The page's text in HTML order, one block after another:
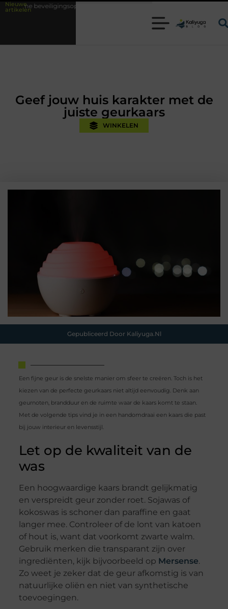
Nieuwe
artikelen met kennis uit de praktijk
Geef jouw huis karakter met de
juiste geurkaars
WINKELEN
Gepubliceerd Door Kaliyuga.nl
Een fijne geur is de snelste manier om sfeer te creëren. Toch is het
kiezen van de perfecte geurkaars niet altijd eenvoudig. Denk aan
geurnoten, brandduur en de ruimte waar de kaars komt te staan.
Met de volgende tips vind je in een handomdraai een kaars die past
bij jouw interieur en levensstijl.
Let op de kwaliteit van de
was
Een hoogwaardige kaars brandt gelijkmatig
en verspreidt geur zonder roet. Sojawas of
kokoswas is schoner dan paraffine en gaat
langer mee. Controleer of de lont van katoen
of hout is, want dat voorkomt zwarte walm.
Gebruik merken die transparant zijn over
ingrediënten, kijk bijvoorbeeld op Mersense.
Zo weet je zeker dat de geur afkomstig is van
natuur­lijke oliën en niet van synthetische
toevoegingen.